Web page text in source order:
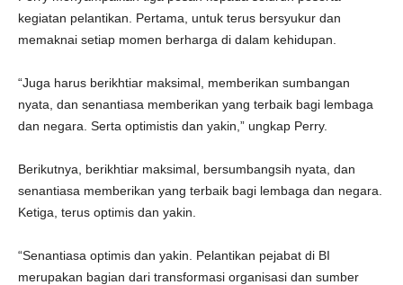
kegiatan pelantikan. Pertama, untuk terus bersyukur dan
memaknai setiap momen berharga di dalam kehidupan.
“Juga harus berikhtiar maksimal, memberikan sumbangan
nyata, dan senantiasa memberikan yang terbaik bagi lembaga
dan negara. Serta optimistis dan yakin,” ungkap Perry.
Berikutnya, berikhtiar maksimal, bersumbangsih nyata, dan
senantiasa memberikan yang terbaik bagi lembaga dan negara.
Ketiga, terus optimis dan yakin.
“Senantiasa optimis dan yakin. Pelantikan pejabat di BI
merupakan bagian dari transformasi organisasi dan sumber